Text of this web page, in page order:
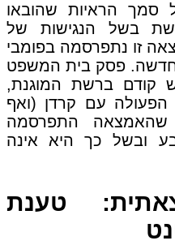
סמך הראיות שהובאו
בשל הנגישות של
זו נתפרסמה בפומבי
חדשה. פסק בית המשפט
קודם ברשת המוגנת,
עם קרדן (ואף
שהאמצאה התפרסמה
ובשל כך היא אינה
טענת